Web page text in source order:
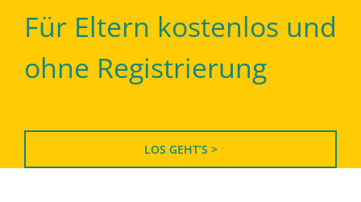
Für Eltern kostenlos und
ohne Registrierung
LOS GEHT’S >